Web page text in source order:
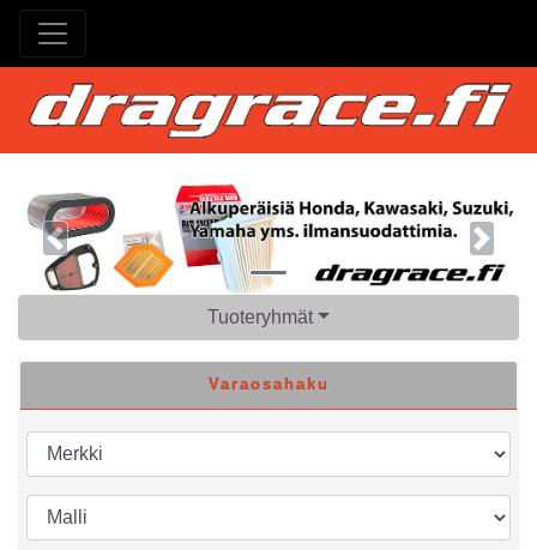
Previous Next
Tuoteryhmät
Varaosahaku